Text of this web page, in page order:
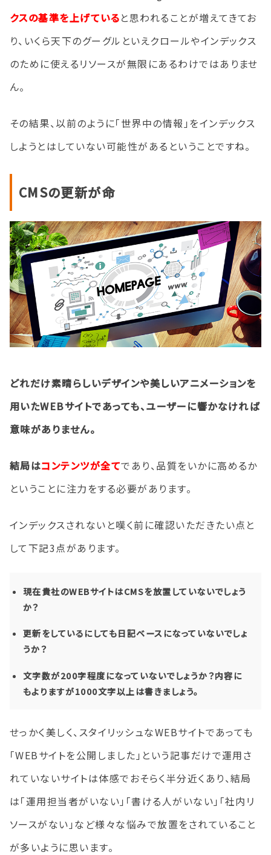
クスの基準を上げていると思われることが増えてきてお
り、いくら天下のグーグルといえクロールやインデックス
のために使えるリソースが無限にあるわけではありませ
ん。
その結果、以前のように「世界中の情報」をインデックス
しようとはしていない可能性があるということですね。
CMSの更新が命
どれだけ素晴らしいデザインや美しいアニメーションを
用いたWEBサイトであっても、ユーザーに響かなければ
意味がありません。
結局はコンテンツが全てであり、品質をいかに高めるか
ということに注力をする必要があります。
インデックスされないと嘆く前に確認いただきたい点と
して下記3点があります。
現在貴社のWEBサイトはCMSを放置していないでしょう
か？
更新をしているにしても日記ベースになっていないでしょ
うか？
文字数が200字程度になっていないでしょうか？内容に
もよりますが1000文字以上は書きましょう。
せっかく美しく、スタイリッシュなWEBサイトであっても
「WEBサイトを公開しました」という記事だけで運用さ
れていないサイトは体感でおそらく半分近くあり、結局
は「運用担当者がいない」「書ける人がいない」「社内リ
ソースがない」など様々な悩みで放置をされていること
が多いように思います。